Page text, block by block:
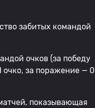
забитых командой
очков (за победу
очко, за поражение — 0
показывающая